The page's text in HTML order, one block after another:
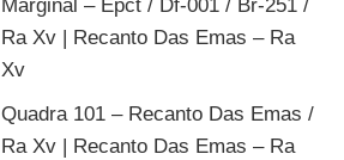
Marginal – Epct / Df-001 / Br-251 /
Ra Xv | Recanto Das Emas – Ra
Xv
Quadra 101 – Recanto Das Emas /
Ra Xv | Recanto Das Emas – Ra